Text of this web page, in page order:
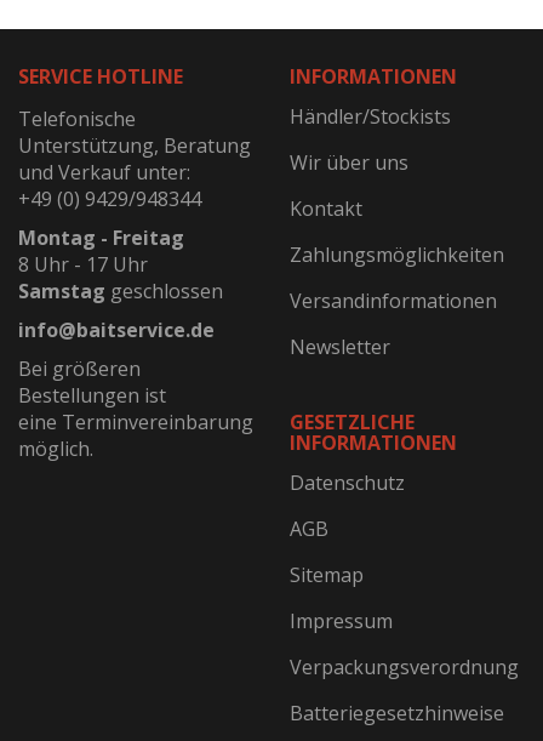
SERVICE HOTLINE
Telefonische
Unterstützung, Beratung
und Verkauf unter:
+49 (0) 9429/948344
Montag - Freitag
8 Uhr - 17 Uhr
Samstag geschlossen
info@baitservice.de
Bei größeren
Bestellungen ist
eine Terminvereinbarung
möglich.
INFORMATIONEN
Händler/Stockists
Wir über uns
Kontakt
Zahlungsmöglichkeiten
Versandinformationen
Newsletter
GESETZLICHE
INFORMATIONEN
Datenschutz
AGB
Sitemap
Impressum
Verpackungsverordnung
Batteriegesetzhinweise